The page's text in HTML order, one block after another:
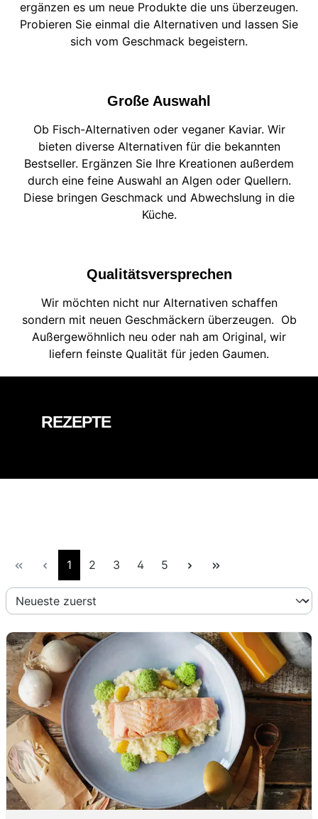
ergänzen es um neue Produkte die uns überzeugen.
Probieren Sie einmal die Alternativen und lassen Sie
sich vom Geschmack begeistern.
Große Auswahl
Ob Fisch-Alternativen oder veganer Kaviar. Wir
bieten diverse Alternativen für die bekannten
Bestseller. Ergänzen Sie Ihre Kreationen außerdem
durch eine feine Auswahl an Algen oder Quellern.
Diese bringen Geschmack und Abwechslung in die
Küche.
Qualitätsversprechen
Wir möchten nicht nur Alternativen schaffen
sondern mit neuen Geschmäckern überzeugen. Ob
Außergewöhnlich neu oder nah am Original, wir
liefern feinste Qualität für jeden Gaumen.
REZEPTE
Seite
1 Seite
2 Seite
3 Seite
4 Seite
5